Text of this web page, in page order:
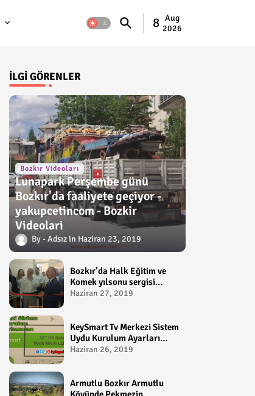
8 Aug
2026
İLGI GÖRENLER
Bozkır Videoları
Lunapark Perşembe günü
Bozkır'da faaliyete geçiyor -
yakupcetincom - Bozkir
Videolari
Adsız Haziran 23, 2019
Bozkır’da Halk Eğitim ve
Komek yılsonu sergisi
gerçekleştirildi-
Haziran 27, 2019
KeySmart Tv Merkezi Sistem
Uydu Kurulum Ayarları
Video anlatım -
Haziran 26, 2019
Armutlu Bozkır Armutlu